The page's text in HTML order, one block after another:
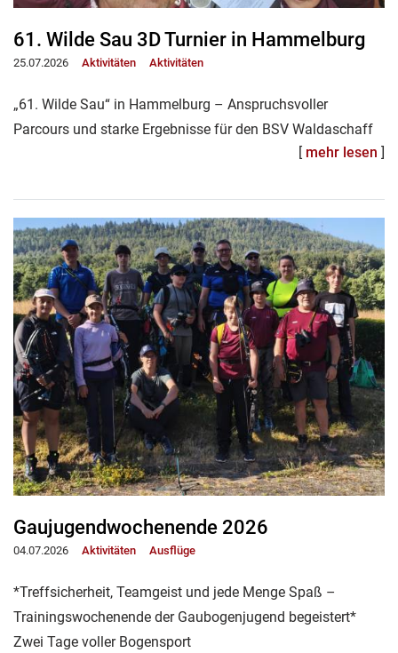
61. Wilde Sau 3D Turnier in Hammelburg
25.07.2026 Aktivitäten Aktivitäten
„61. Wilde Sau“ in Hammelburg – Anspruchsvoller
Parcours und starke Ergebnisse für den BSV Waldaschaff
[ mehr lesen ]
Gaujugendwochenende 2026
04.07.2026 Aktivitäten Ausflüge
*Treffsicherheit, Teamgeist und jede Menge Spaß –
Trainingswochenende der Gaubogenjugend begeistert*
Zwei Tage voller Bogensport